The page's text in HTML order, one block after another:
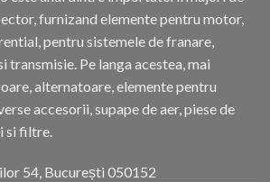
furnizand elemente pentru motor,
pentru sistemele de franare,
transmisie. Pe langa acestea, mai
alternatoare, elemente pentru
accesorii, supape de aer, piese de
si filtre.
54, București 050152